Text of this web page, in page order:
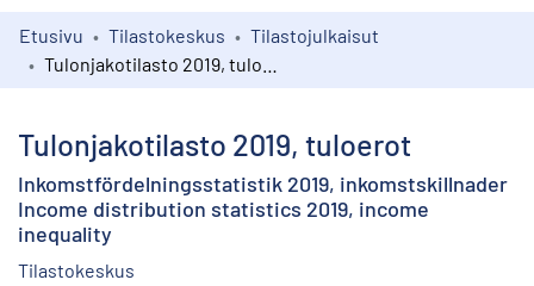
Kokoelmat
Etusivu Tilastokeskus
Tilastojulkaisut
Tulonjakotilasto 2019, tuloerot
Inkomstfördelningsstatistik 2019, inkomstskillnader
Income distribution statistics 2019, income
inequality
Tilastokeskus